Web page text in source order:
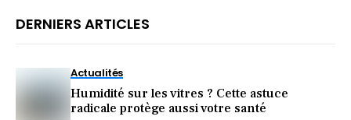
DERNIERS ARTICLES
Actualités
Humidité sur les vitres ? Cette astuce
radicale protège aussi votre santé